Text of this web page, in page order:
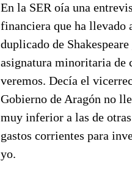
En la SER oía una
financiera que ha llevado
duplicado de
asignatura minoritaria de
veremos. Decía el
Gobierno de Aragón no
muy inferior a las de
gastos corrientes para
yo.